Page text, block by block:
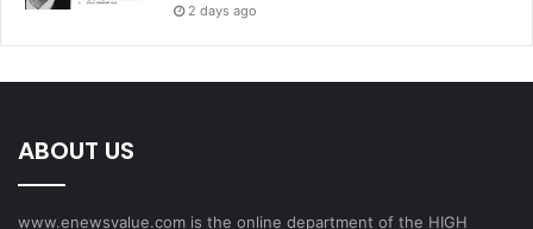
2 days ago
ABOUT US
www.enewsvalue.com is the online department of the HIGH